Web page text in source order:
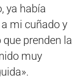
ya había
mi cuñado y
prenden la
muy